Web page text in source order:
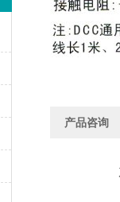
产品咨询